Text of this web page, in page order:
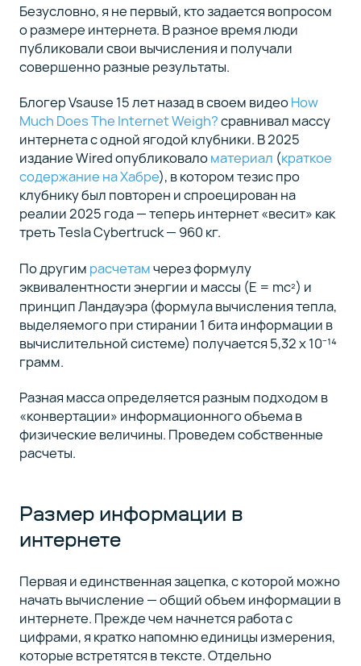
Безусловно, я не первый, кто задается вопросом
о размере интернета. В разное время люди
публиковали свои вычисления и получали
совершенно разные результаты.
Блогер Vsause 15 лет назад в своем видеоHow
Much Does The Internet Weigh?сравнивал массу
интернета с одной ягодой клубники. В 2025
издание Wired опубликоваломатериал (краткое
содержание на Хабре), в котором тезис про
клубнику был повторен и спроецирован на
реалии 2025 года — теперь интернет «весит» как
треть Tesla Cybertruck — 960 кг.
По другим расчетамчерез формулу
эквивалентности энергии и массы (E = mc²) и
принцип Ландауэра (формула вычисления тепла,
выделяемого при стирании 1 бита информации в
вычислительной системе) получается 5,32 x 10⁻¹⁴
грамм.
Разная масса определяется разным подходом в
«конвертации» информационного объема в
физические величины. Проведем собственные
расчеты.
Размер информации в
интернете
Первая и единственная зацепка, с которой можно
начать вычисление — общий объем информации в
интернете. Прежде чем начнется работа с
цифрами, я кратко напомню единицы измерения,
которые встретятся в тексте. Отдельно